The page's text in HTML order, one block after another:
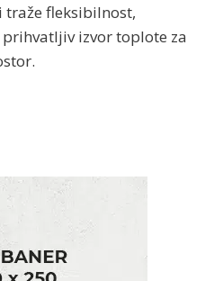
traže fleksibilnost,
izvor toplote za